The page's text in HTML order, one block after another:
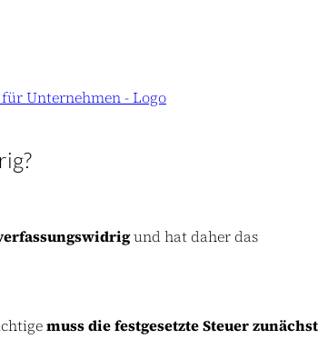
und hat daher das
muss die festgesetzte Steuer zunächst